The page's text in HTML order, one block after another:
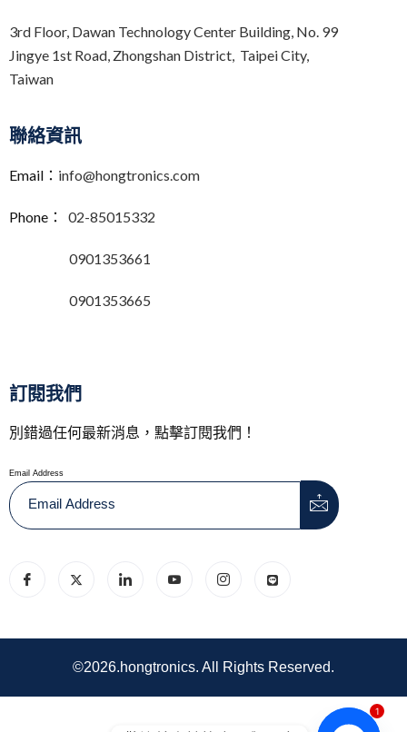
3rd Floor, Dawan Technology Center Building, No. 99
Jingye 1st Road, Zhongshan District, Taipei City,
Taiwan
聯絡資訊
Email： info@hongtronics.com
Phone： 02-85015332
0901353661
0901353665
訂閱我們
別錯過任何最新消息，點擊訂閱我們！
Email Address
©2026.hongtronics. All Rights Reserved.
1